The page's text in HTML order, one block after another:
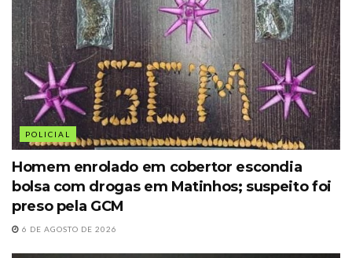
POLICIAL
Homem enrolado em cobertor escondia
bolsa com drogas em Matinhos; suspeito foi
preso pela GCM
6 DE AGOSTO DE 2026